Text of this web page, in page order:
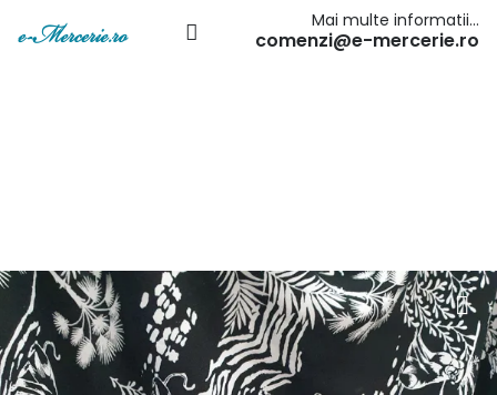
Mai multe informatii…
comenzi@e-mercerie.ro